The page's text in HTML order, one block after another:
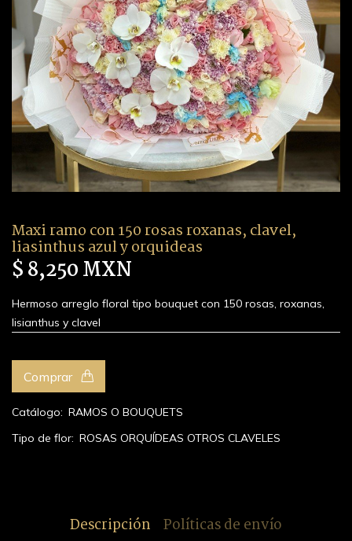
Maxi ramo con 150 rosas roxanas, clavel,
liasinthus azul y orquideas
$ 8,250 MXN
Hermoso arreglo floral tipo bouquet con 150 rosas, roxanas,
lisianthus y clavel
Comprar
Catálogo: RAMOS O BOUQUETS
Tipo de flor: ROSAS ORQUÍDEAS OTROS CLAVELES
Descripción Políticas de envío